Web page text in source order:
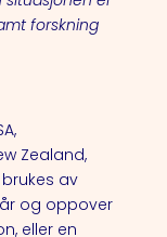
forskning
Zealand,
av
og oppover
eller en